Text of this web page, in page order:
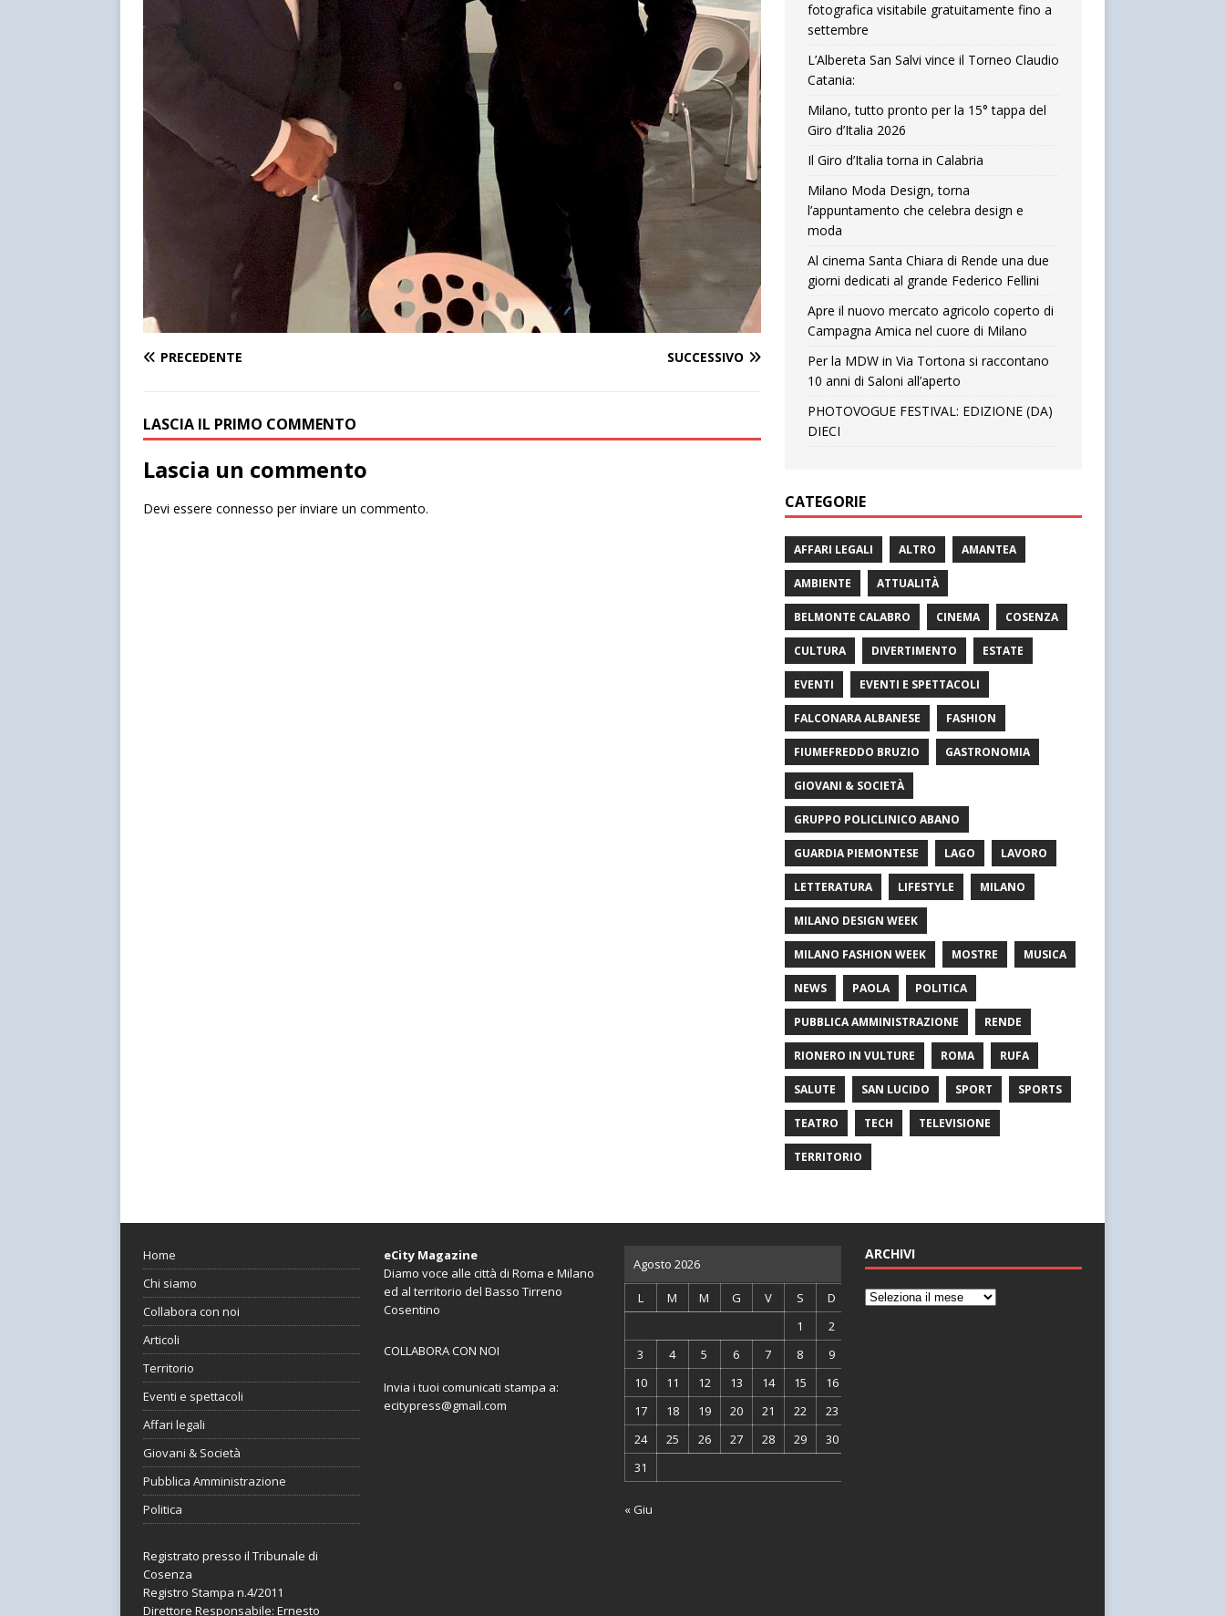
PRECEDENTE SUCCESSIVO
LASCIA IL PRIMO COMMENTO
Lascia un commento
Devi essere connesso per inviare un commento.
fotografica visitabile gratuitamente fino a
settembre
L’Albereta San Salvi vince il Torneo Claudio
Catania:
Milano, tutto pronto per la 15° tappa del
Giro d’Italia 2026
Il Giro d’Italia torna in Calabria
Milano Moda Design, torna
l’appuntamento che celebra design e
moda
Al cinema Santa Chiara di Rende una due
giorni dedicati al grande Federico Fellini
Apre il nuovo mercato agricolo coperto di
Campagna Amica nel cuore di Milano
Per la MDW in Via Tortona si raccontano
10 anni di Saloni all’aperto
PHOTOVOGUE FESTIVAL: EDIZIONE (DA)
DIECI
CATEGORIE
AFFARI LEGALI ALTRO AMANTEA
AMBIENTE ATTUALITÀ
BELMONTE CALABRO CINEMA COSENZA
CULTURA DIVERTIMENTO ESTATE
EVENTI EVENTI E SPETTACOLI
FALCONARA ALBANESE FASHION
FIUMEFREDDO BRUZIO GASTRONOMIA
GIOVANI & SOCIETÀ
GRUPPO POLICLINICO ABANO
GUARDIA PIEMONTESE LAGO LAVORO
LETTERATURA LIFESTYLE MILANO
MILANO DESIGN WEEK
MILANO FASHION WEEK MOSTRE MUSICA
NEWS PAOLA POLITICA
PUBBLICA AMMINISTRAZIONE RENDE
RIONERO IN VULTURE ROMA RUFA
SALUTE SAN LUCIDO SPORT SPORTS
TEATRO TECH TELEVISIONE
TERRITORIO
Home
Chi siamo
Collabora con noi
Articoli
Territorio
Eventi e spettacoli
Affari legali
Giovani & Società
Pubblica Amministrazione
Politica
Registrato presso il Tribunale di
Cosenza
Registro Stampa n.4/2011
Direttore Responsabile: Ernesto
eCity Magazine
Diamo voce alle città di Roma e Milano
ed al territorio del Basso Tirreno
Cosentino
COLLABORA CON NOI
Invia i tuoi comunicati stampa a:
ecitypress@gmail.com
Agosto 2026
L M M G V S
D
1
2
3
4 5 6 7 8
9
10
11 12 13 14 15
16
17
18 19 20 21 22
23
24
25 26 27 28 29
30
31
« Giu
ARCHIVI